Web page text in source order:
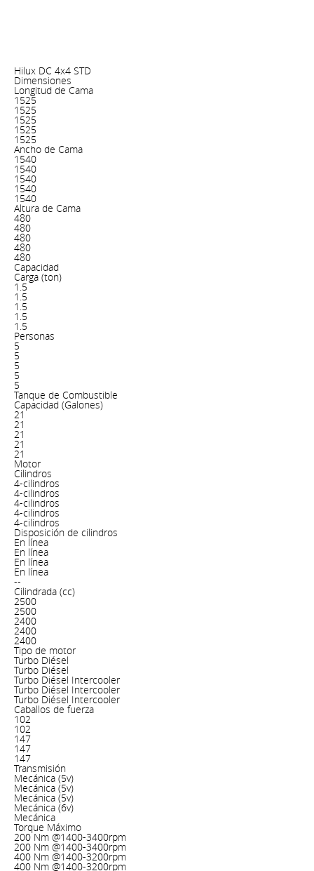
Hilux DC 4x4 STD
Dimensiones
Longitud de Cama
1525
1525
1525
1525
1525
Ancho de Cama
1540
1540
1540
1540
1540
Altura de Cama
480
480
480
480
480
Capacidad
Carga (ton)
1.5
1.5
1.5
1.5
1.5
Personas
5
5
5
5
5
Tanque de Combustible
Capacidad (Galones)
21
21
21
21
21
Motor
Cilindros
4-cilindros
4-cilindros
4-cilindros
4-cilindros
4-cilindros
Disposición de cilindros
En línea
En línea
En línea
En línea
--
Cilindrada (cc)
2500
2500
2400
2400
2400
Tipo de motor
Turbo Diésel
Turbo Diésel
Turbo Diésel Intercooler
Turbo Diésel Intercooler
Turbo Diésel Intercooler
Caballos de fuerza
102
102
147
147
147
Transmisión
Mecánica (5v)
Mecánica (5v)
Mecánica (5v)
Mecánica (6v)
Mecánica
Torque Máximo
200 Nm @1400-3400rpm
200 Nm @1400-3400rpm
400 Nm @1400-3200rpm
400 Nm @1400-3200rpm